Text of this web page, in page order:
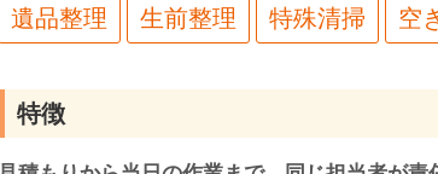
遺品整理 生前整理 特殊清掃 空
特徴